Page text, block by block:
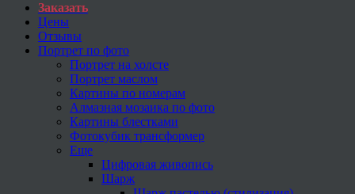
Заказать
Цены
Отзывы
Портрет по фото
Портрет на холсте
Портрет маслом
Картины по номерам
Алмазная мозаика по фото
Картины блестками
Фотокубик трансформер
Еще
Цифровая живопись
Шарж